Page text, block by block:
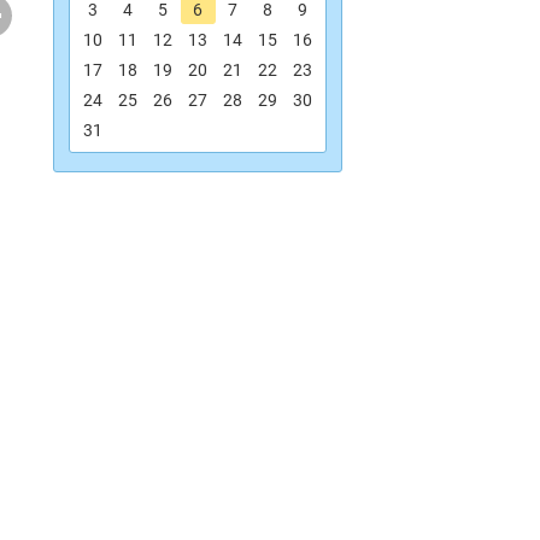
3 4 5 6 7 8
9
10
11 12 13 14 15
16
17
18 19 20 21 22
23
24
25 26 27 28 29
30
31